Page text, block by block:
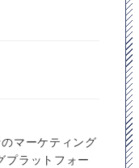
マーケティング
プラットフォー